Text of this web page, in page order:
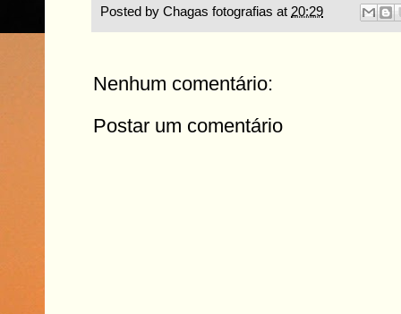
Posted by Chagas fotografias at 20:29
Nenhum comentário:
Postar um comentário